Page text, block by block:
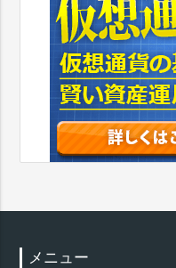
メニュー